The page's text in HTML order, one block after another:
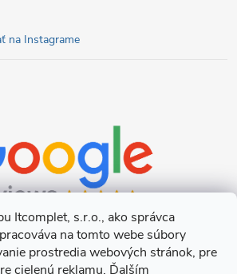
Itcomplet, s.r.o., ako správca
na tomto webe súbory
prostredia webových stránok, pre
cielenú reklamu. Ďalším
na Instagrame